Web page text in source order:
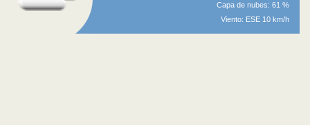
Capa de nubes: 61 %
Viento: ESE 10 km/h